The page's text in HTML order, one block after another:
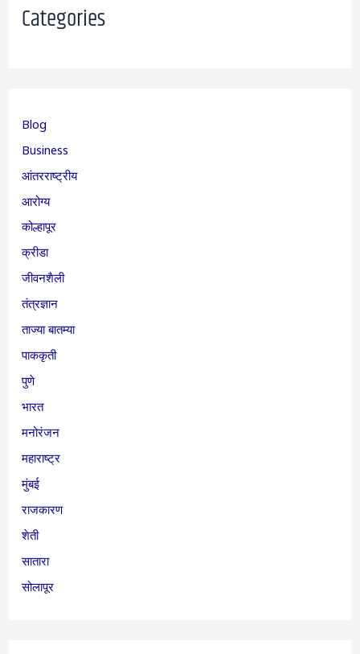
Categories
Blog
Business
आंतरराष्ट्रीय
आरोग्य
कोल्हापूर
क्रीडा
जीवनशैली
तंत्रज्ञान
ताज्या बातम्या
पाककृती
पुणे
भारत
मनोरंजन
महाराष्ट्र
मुंबई
राजकारण
शेती
सातारा
सोलापूर